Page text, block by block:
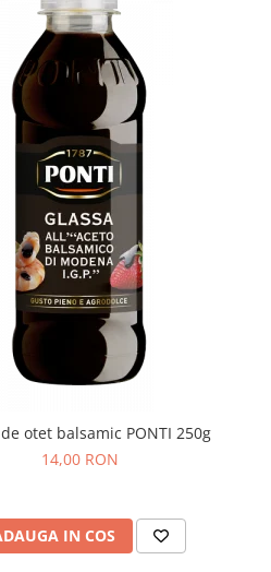
otet balsamic PONTI 250g
14,00 RON
IN COS